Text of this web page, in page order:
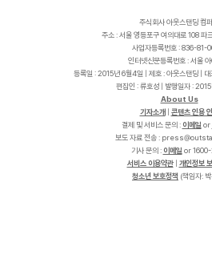
주식회사 아웃스탠딩 컴
주소 : 서울 영등포구 여의대로 108 파
사업자등록번호 : 836-81-
인터넷신문등록번호 : 서울
등록일 : 2015년 6월4일 | 제호 : 아웃스탠딩 |
편집인 : 류호성 | 발행일자 : 2015
About Us
기자소개
콘텐츠 인용
결제 및 서비스 문의 : 이메일 or
보도 자료 전송 :
a
t
s
t
u
o
@
s
s
e
r
p
기사 문의 : 이메일 or
서비스 이용약관| 개인정보
청소년 보호정책 (책임자: